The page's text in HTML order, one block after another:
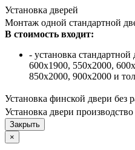
Установка дверей
Монтаж одной стандартной
В стоимость входит:
- установка
600х1900, 550х2000,
850х2000, 900х2000 и
Установка финской двери без
Установка двери
×